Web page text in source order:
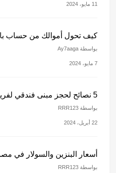
11 مايو، 2024
كيف تحول أموالك من حساب
بواسطة Ay7aaga
7 مايو، 2024
5 نصائح لحجز مبنى فندقي لفريق عملك
بواسطة RRR123
22 أبريل، 2024
أسعار البنزين والسولار في مصر اليوم 22
بواسطة RRR123